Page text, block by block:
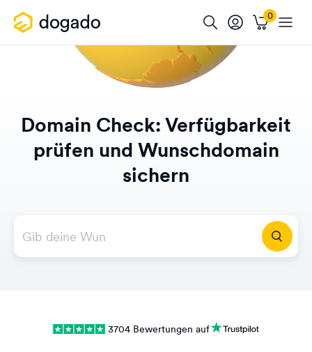
Domain Check: Verfügbarkeit
prüfen und Wunschdomain
sichern
3704 Bewertungen auf